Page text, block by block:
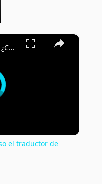
×
Doc Translator Guía: ¿Cómo uso el traductor de documentos?
el traductor de